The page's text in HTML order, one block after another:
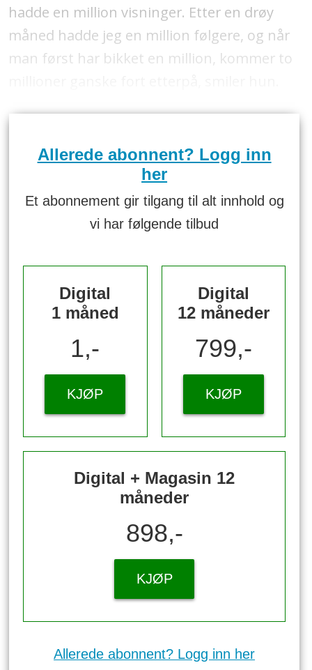
hadde en million visninger. Etter en drøy
måned hadde jeg en million følgere, og når
man først har bikket en million, kommer to
Allerede abonnent? Logg inn
her
Et abonnement gir tilgang til alt innhold og
vi har følgende tilbud
Digital
1 måned
1,-
KJØP
Digital
12 måneder
799,-
KJØP
Digital + Magasin 12
måneder
898,-
KJØP
Allerede abonnent? Logg inn her